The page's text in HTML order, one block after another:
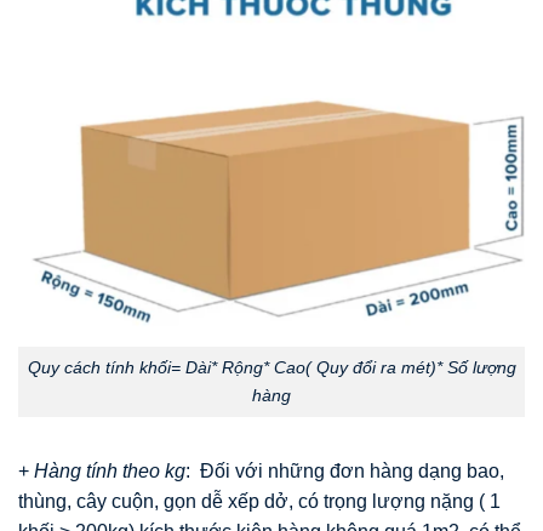
Quy cách tính khối= Dài* Rộng* Cao( Quy đổi ra mét)* Số lượng
hàng
+ Hàng tính theo kg: Đối với những đơn hàng dạng bao,
thùng, cây cuộn, gọn dễ xếp dở, có trọng lượng nặng ( 1